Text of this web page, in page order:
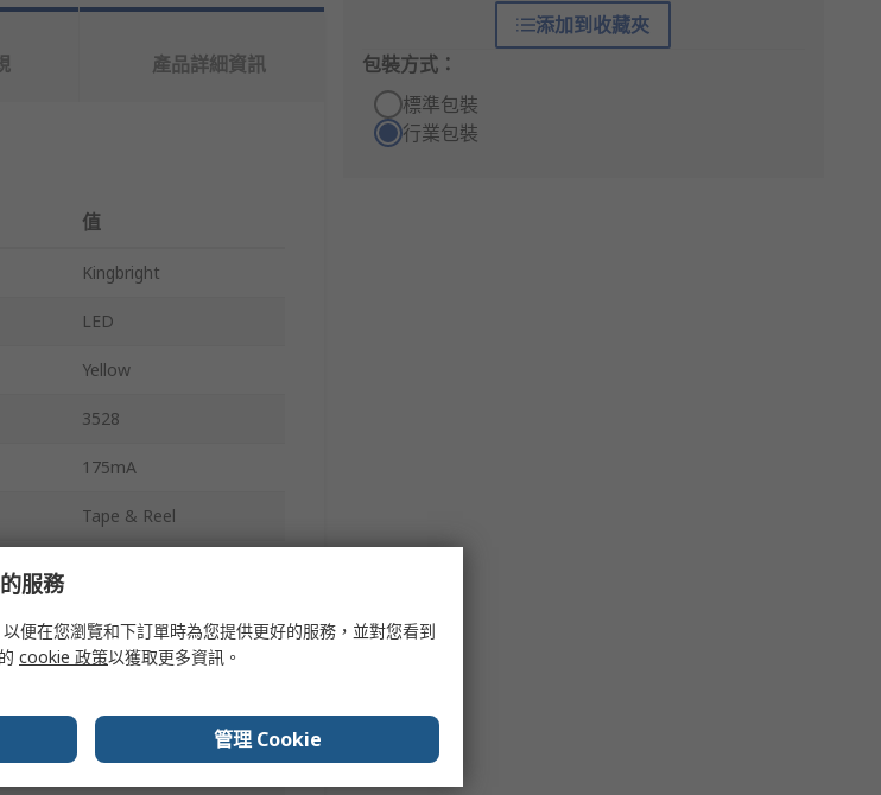
添加到收藏夾
包裝方式：
標準包裝
行業包裝
產品詳細資訊
值
Kingbright
LED
Yellow
3528
175mA
Tape & Reel
2.5V
40 °
服務
便在您瀏覽和下訂單時為您提供更好的服務，並對您看到
cookie 政策以獲取更多資訊。
管理 Cookie